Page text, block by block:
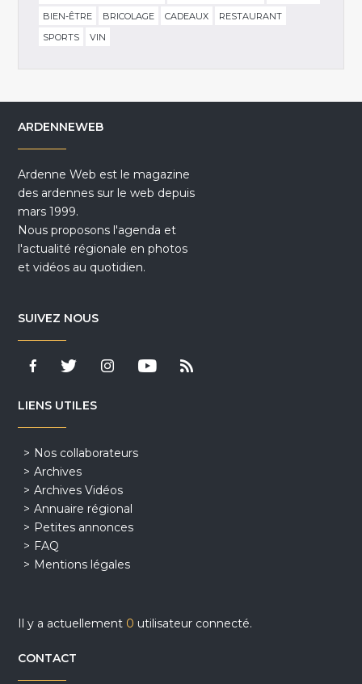
BIEN-ÊTRE
BRICOLAGE CADEAUX
RESTAURANT
SPORTS
VIN
ARDENNEWEB
Ardenne Web est le magazine
des ardennes sur le web depuis
mars 1999.
Nous proposons l'agenda et
l'actualité régionale en photos
et vidéos au quotidien.
SUIVEZ NOUS
LIENS UTILES
Nos collaborateurs
Archives
Archives Vidéos
Annuaire régional
Petites annonces
FAQ
Mentions légales
Il y a actuellement 0 utilisateur connecté.
CONTACT